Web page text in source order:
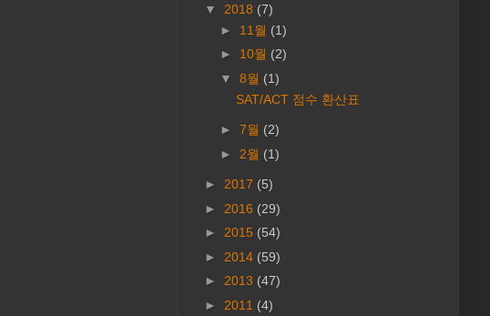
▼ 2018 (7)
► 11월 (1)
► 10월 (2)
▼ 8월 (1)
SAT/ACT 점수 환산표
► 7월 (2)
► 2월 (1)
► 2017 (5)
► 2016 (29)
► 2015 (54)
► 2014 (59)
► 2013 (47)
► 2011 (4)